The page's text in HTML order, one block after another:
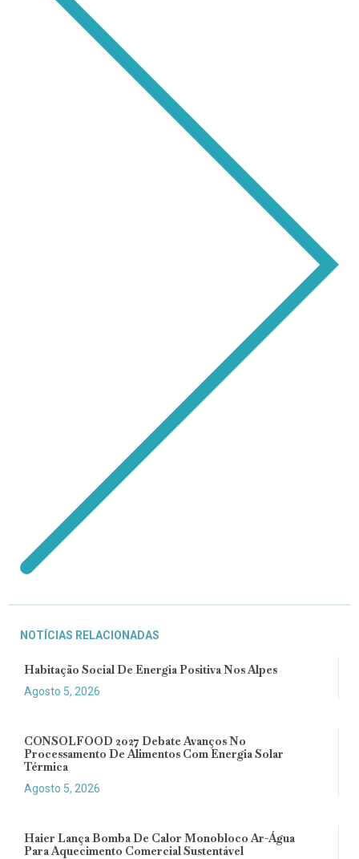
NOTÍCIAS RELACIONADAS
Habitação Social De Energia Positiva Nos Alpes
Agosto 5, 2026
CONSOLFOOD 2027 Debate Avanços No
Processamento De Alimentos Com Energia Solar
Térmica
Agosto 5, 2026
Haier Lança Bomba De Calor Monobloco Ar-Água
Para Aquecimento Comercial Sustentável